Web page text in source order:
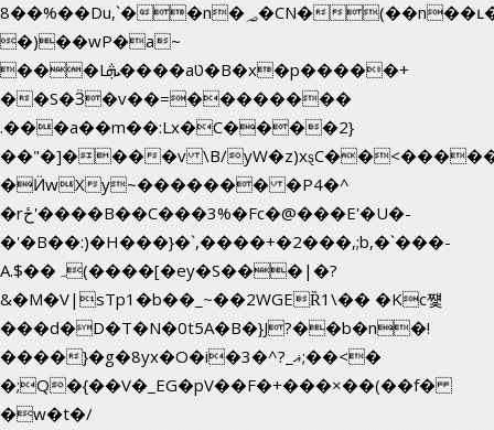
8��%��Du,`��n�؃�CN�(��n��ւ���B�9��
�)��wP�a~
���Lܞ����aט�B�x�p�����+
��S�Ӟ�v��=��������
.���a��m��:Lx�C����2}
��"�]����v \B/
�ӤwXy~������� �P4�^
�rځ'����B��C���3%�Fc�@���E'�U�-
�'�B��:)�H���}�`,����+�2���,;b,�`���-
A.$��ہ(����[�ey�S���|�?
&�M�V|sTp1�b��_~��2WGEȐ1\�� �Kc쩇
���d�D�T�N�0t5A�B�}J?��b�n�!
����}�g�8yx�O�i�3�^?_ޣ;��<�
�;Q�{��V�_EG�pV��F�+���×��(��f�
�w�t�/